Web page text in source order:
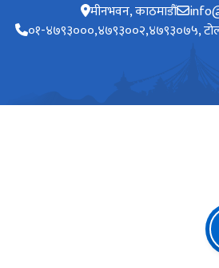
मीनभवन, काठमाडौं
०१-४७९३०००,४७९३००२,४७९३०७५,